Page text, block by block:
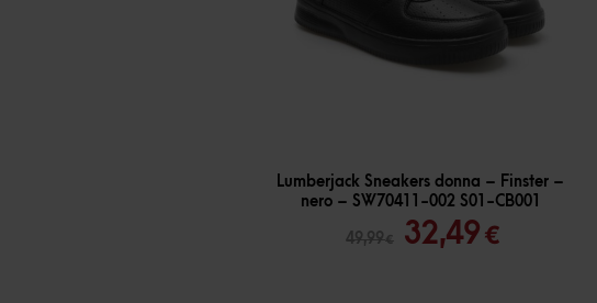
- %
Lumberjack Sneakers donna – Finster –
nero – SW70411-002 S01-CB001
49,99€
Il
32,49€Il